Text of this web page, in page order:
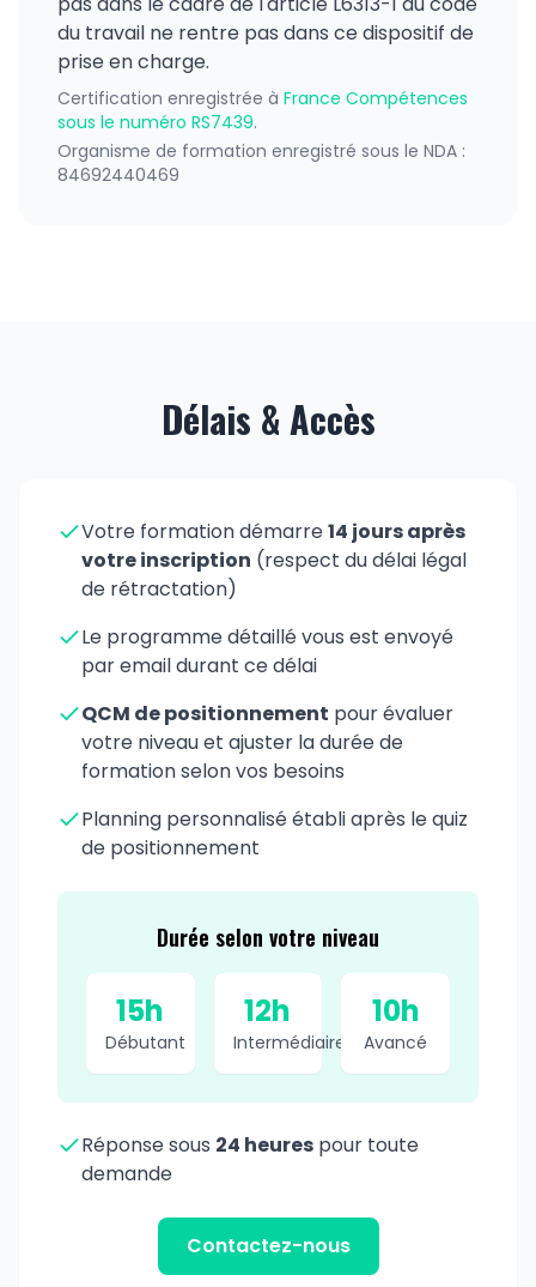
du travail ne rentre pas dans ce dispositif de
prise en charge.
Certification enregistrée à France Compétences
sous le numéro RS7439.
Organisme de formation enregistré sous le NDA :
84692440469
Délais & Accès
Votre formation démarre14 jours après
votre inscription (respect du délai légal
de rétractation)
Le programme détaillé vous est envoyé
par email durant ce délai
QCM de positionnement pour évaluer
votre niveau et ajuster la durée de
formation selon vos besoins
Planning personnalisé établi après le quiz
de positionnement
Durée selon votre niveau
15h
Débutant
12h
Intermédiaire
10h
Avancé
Réponse sous 24 heures pour toute
demande
Contactez-nous